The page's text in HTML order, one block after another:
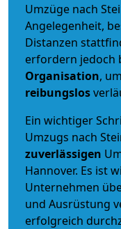
Umzüge nach
Angelegenheit,
Distanzen
erfordern jedoch
Organisation,
reibungslos
Ein wichtiger
Umzugs nach
zuverlässigen
Hannover. Es ist
Unternehmen
und Ausrüstung
erfolgreich